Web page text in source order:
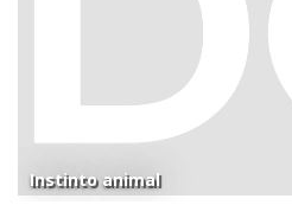
Instinto animal